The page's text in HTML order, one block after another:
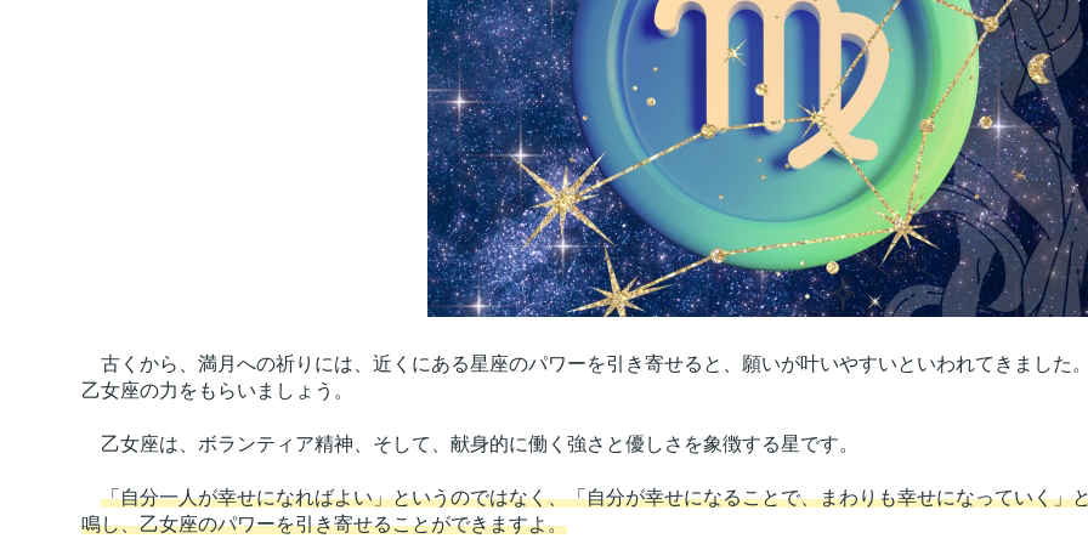
古くから、満月への祈りには、近くにある星座のパワーを引き寄せると、願いが叶いやすいといわれてきました
乙女座の力をもらいましょう。
乙女座は、ボランティア精神、そして、献身的に働く強さと優しさを象徴する星です。
「自分一人が幸せになればよい」というのではなく、「自分が幸せになることで、まわりも幸せになっていく」
鳴し、乙女座のパワーを引き寄せることができますよ。